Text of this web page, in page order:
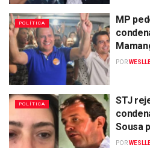
POLÍTICA
MP
POR
POLÍTICA
STJ
Sousa
POR